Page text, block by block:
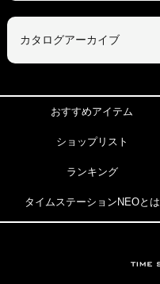
カタログアーカイブ
おすすめアイテム
ショップリスト
ランキング
タイムステーションNEOとは